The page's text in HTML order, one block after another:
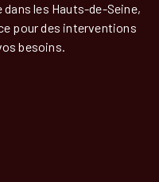
les Hauts-de-Seine,
pour des interventions
besoins.